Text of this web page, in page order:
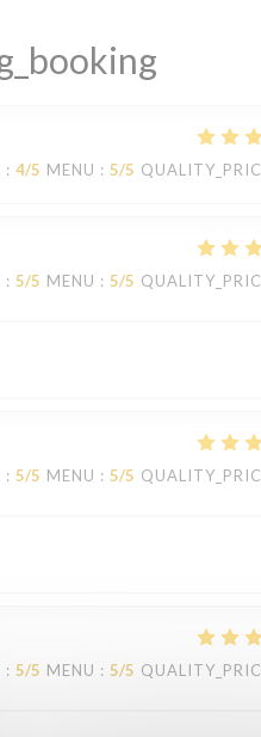
: 4/5 MENU : 5/5
: 5/5 MENU : 5/5
: 5/5 MENU : 5/5
: 5/5 MENU : 5/5